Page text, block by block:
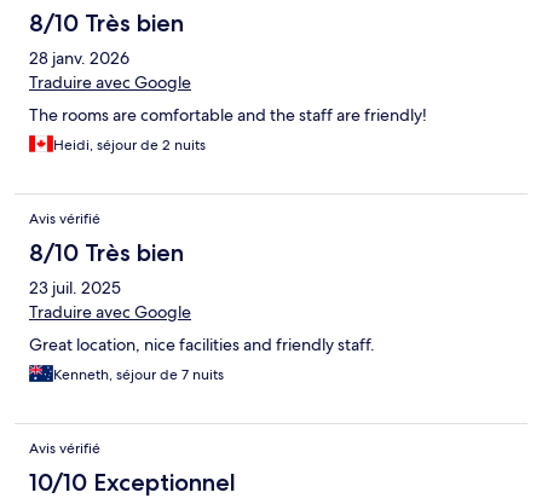
8/10 Très bien
28 janv. 2026
Traduire avec Google
The rooms are comfortable and the staff are friendly!
Heidi, séjour de 2 nuits
Avis vérifié
8/10 Très bien
23 juil. 2025
Traduire avec Google
Great location, nice facilities and friendly staff.
Kenneth, séjour de 7 nuits
Avis vérifié
10/10 Exceptionnel